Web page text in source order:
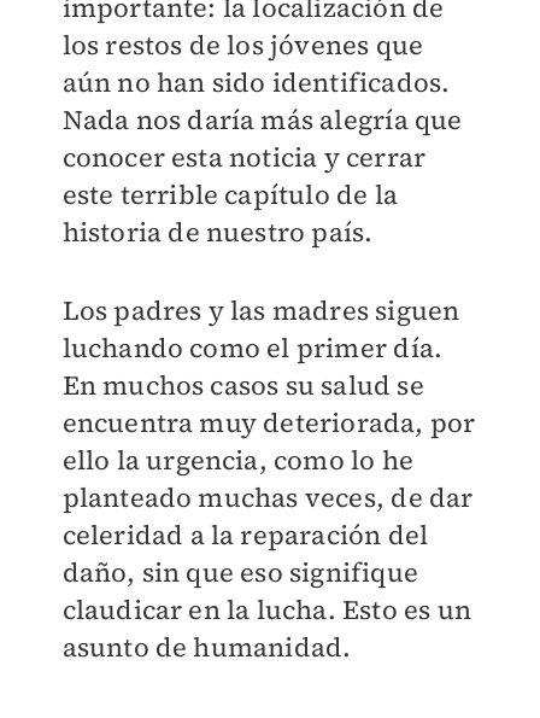
los restos de los jóvenes que
aún no han sido identificados.
Nada nos daría más alegría que
conocer esta noticia y cerrar
este terrible capítulo de la
historia de nuestro país.
Los padres y las madres siguen
luchando como el primer día.
En muchos casos su salud se
encuentra muy deteriorada, por
ello la urgencia, como lo he
planteado muchas veces, de dar
celeridad a la reparación del
daño, sin que eso signifique
claudicar en la lucha. Esto es un
asunto de humanidad.